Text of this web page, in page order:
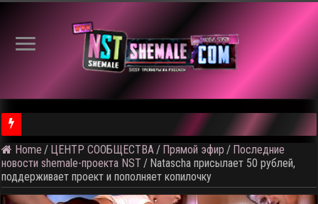
⚠️ Результаты голосования и тема следующего откртытого
Home / ЦЕНТР СООБЩЕСТВА / Прямой эфир / Последние
новости shemale-проекта NST / Natascha присылает 50 рублей,
поддерживает проект и пополняет копилочку